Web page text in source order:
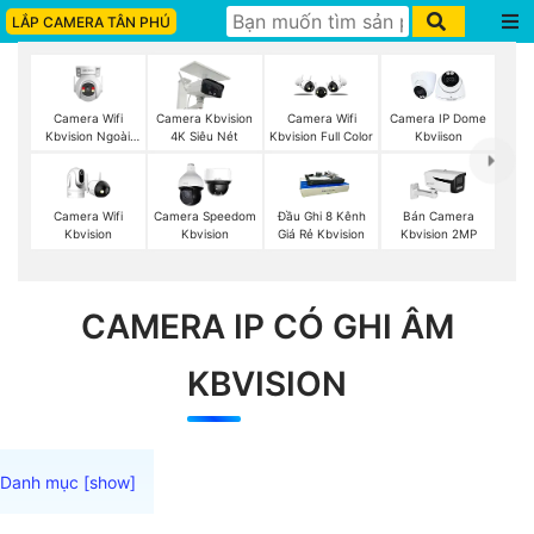
LẮP CAMERA TÂN PHÚ
Camera Wifi
Kbvision Ngoài
Camera Kbvision
4K Siêu Nét
Camera Wifi
Kbvision Full Color
Camera IP Dome
Kbviison
Camera Wifi
Kbvision
Camera Speedom
Kbvision
Đầu Ghi 8 Kênh
Giá Rẻ Kbvision
Bán Camera
Kbvision 2MP
CAMERA IP CÓ GHI ÂM
KBVISION